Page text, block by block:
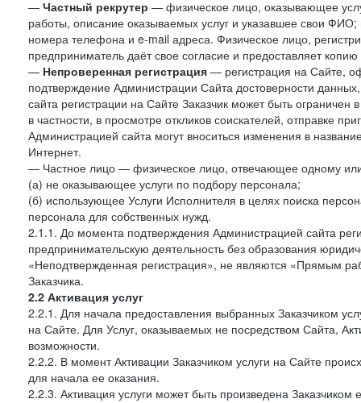
— Частный рекрутер — физическое лицо, оказывающее
работы, описание оказываемых услуг и указавшее свои
номера телефона и e-mail адреса. Физическое лицо,
предприниматель даёт свое согласие и предоставляет
— Непроверенная регистрация — регистрация на Сайте,
подтверждение Администрации Сайта достоверности
сайта регистрации на Сайте Заказчик может быть
в частности, в просмотре откликов соискателей, отправке
Администрацией сайта могут вноситься изменения в
Интернет.
— Частное лицо — физическое лицо, отвечающее одному
(а) не оказывающее услуги по подбору персонала;
(б) использующее Услуги Исполнителя в целях поиска
персонала для собственных нужд.
2.1.1. До момента подтверждения Администрацией сайта
предпринимательскую деятельность без образования
«Неподтвержденная регистрация», не являются «Прямым
Заказчика.
2.2 Активация услуг
2.2.1. Для начала предоставления выбранных Заказчиком
на Сайте. Для Услуг, оказываемых не посредством Сайта,
возможности.
2.2.2. В момент Активации Заказчиком услуги на Сайте
для начала ее оказания.
2.2.3. Активация услуги может быть произведена